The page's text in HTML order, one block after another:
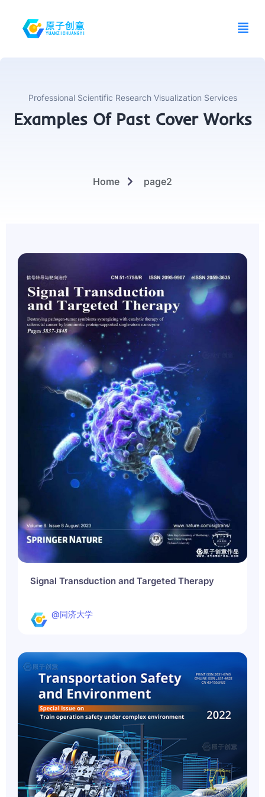
content
Main
Professional Scientific Research Visualization Services
Examples Of Past Cover Works
Home page2
Signal Transduction and Targeted Therapy
@同济大学